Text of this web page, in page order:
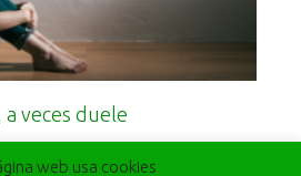
veces duele
web usa cookies